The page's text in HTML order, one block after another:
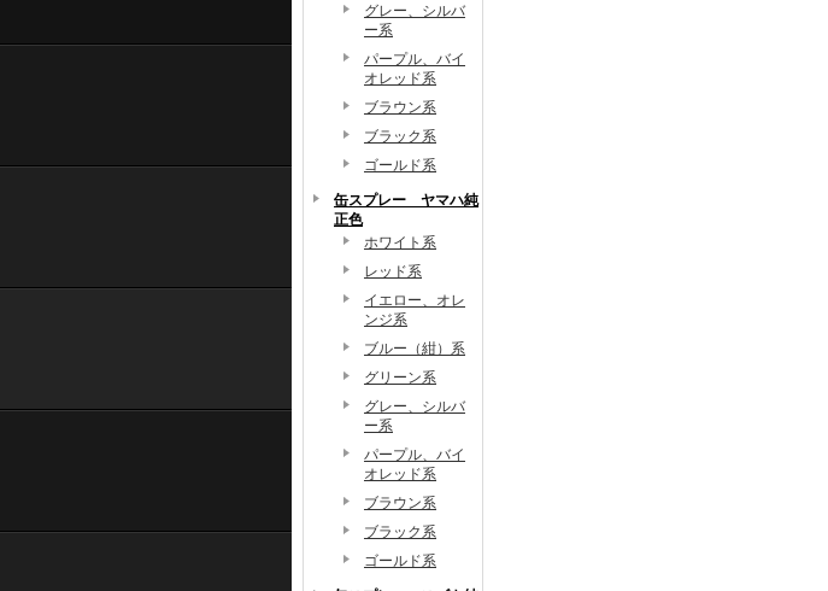
グレー、シルバ
ー系
パープル、バイ
オレッド系
ブラウン系
ブラック系
ゴールド系
缶スプレー ヤマハ純
正色
ホワイト系
レッド系
イエロー、オレ
ンジ系
ブルー（紺）系
グリーン系
グレー、シルバ
ー系
パープル、バイ
オレッド系
ブラウン系
ブラック系
ゴールド系